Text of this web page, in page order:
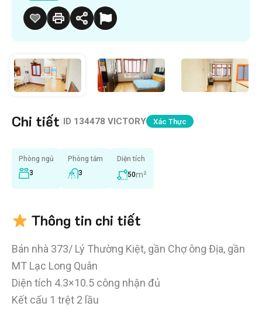
Chi tiết ID 134478 VICTORY Xác Thực
Phòng ngủ
3
Phòng tắm
3
Diện tích
50m²
Thông tin chi tiết
Bán nhà 373/ Lý Thường Kiệt, gần Chợ ông Địa, gần
MT Lạc Long Quân
Diện tích 4.3×10.5 công nhận đủ
Kết cấu 1 trệt 2 lầu